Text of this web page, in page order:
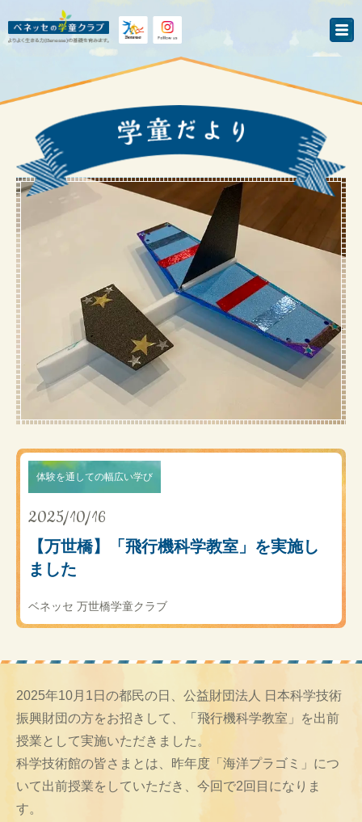
体験を通しての幅広い学び
2025/10/16
【万世橋】「飛行機科学教室」を実施し
ました
ベネッセ 万世橋学童クラブ
2025年10月1日の都民の日、公益財団法人 日本科学技術
振興財団の方をお招きして、「飛行機科学教室」を出前
授業として実施いただきました。
科学技術館の皆さまとは、昨年度「海洋プラゴミ」につ
いて出前授業をしていただき、今回で2回目になりま
す。